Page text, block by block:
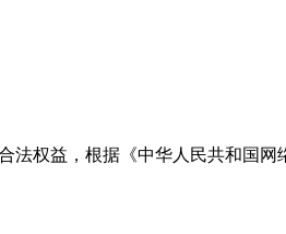
权益，根据《中华人民共和国